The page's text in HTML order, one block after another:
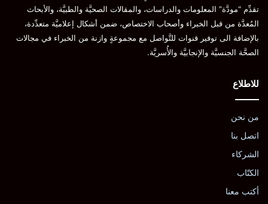
تقدِّم “مودَّة” المعلومات والدراسات، والمقالات الصحيَّة والطبيَّة، والأبحاث
المُعدَّة من قبل الخبراء وأصحاب الاختصاص، ضمن أشكال إعلاميَّة متعدِّدة،
بالإضافة الى توفير قنوات للتَّواصل مع مجموعةٍ وازنة من الخبراء في مجالات
الصحَّة الجنسيَّة والإنجابيَّة والأُسريَّة.
للاطلاع
من نحن
اتصل بنا
الشركاء
الكتّاب
أكتب معنا